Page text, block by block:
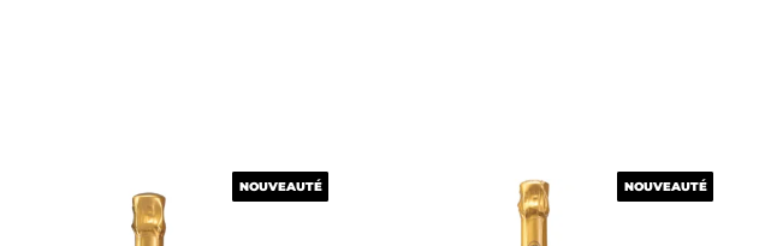
NOUVEAUTÉ
NOUVEAUTÉ NOUVEAUTÉ
NOUVEAUTÉ